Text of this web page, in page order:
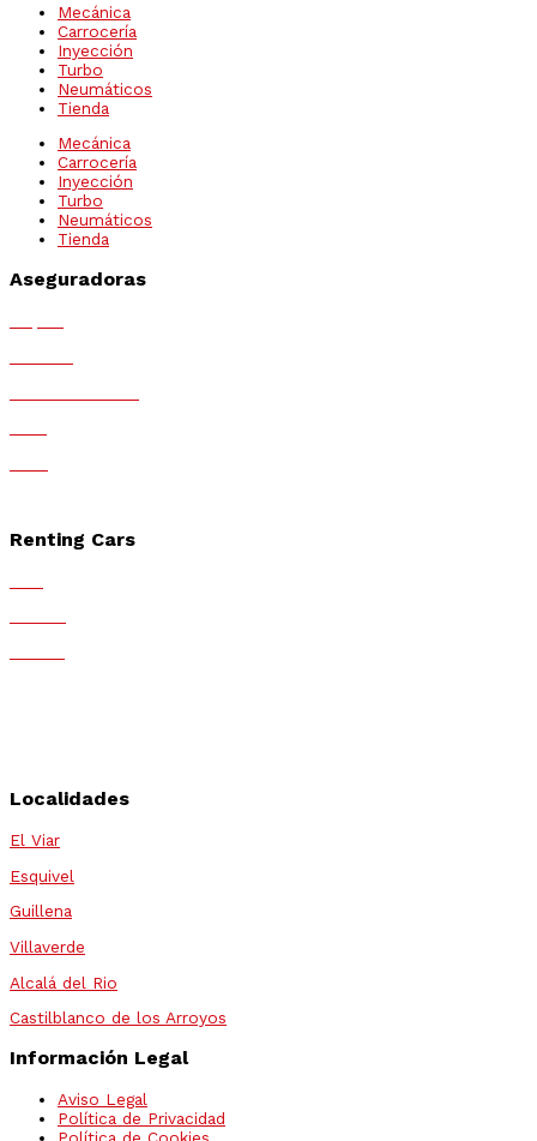
Mecánica
Carrocería
Inyección
Turbo
Neumáticos
Tienda
Mecánica
Carrocería
Inyección
Turbo
Neumáticos
Tienda
Aseguradoras
Renting Cars
Localidades
El Viar
Esquivel
Guillena
Villaverde
Alcalá del Rio
Castilblanco de los Arroyos
Información Legal
Aviso Legal
Política de Privacidad